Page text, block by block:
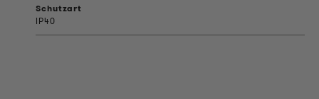
Schutzart
IP40